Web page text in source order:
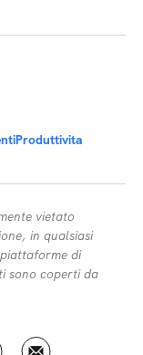
vietato
in qualsiasi
di
sono coperti da